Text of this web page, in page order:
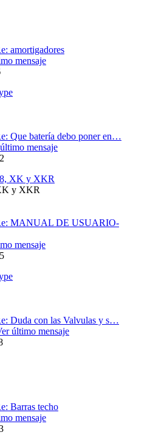
amortigadores
mensaje
Que batería debo poner en…
mensaje
XK y XKR
y XKR
MANUAL DE USUARIO-
mensaje
Duda con las Valvulas y s…
último mensaje
Barras techo
mensaje